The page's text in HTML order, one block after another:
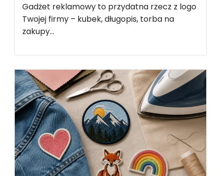
Gadżet reklamowy to przydatna rzecz z logo
Twojej firmy – kubek, długopis, torba na
zakupy...